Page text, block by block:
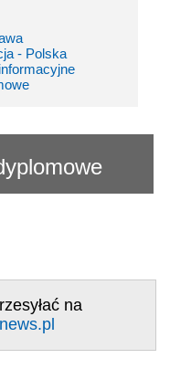
- Polska
na